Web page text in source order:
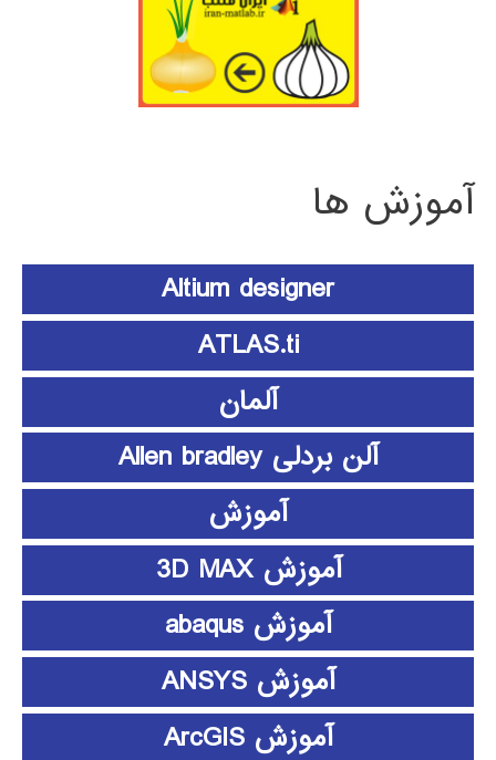
آموزش ها
Altium designer
ATLAS.ti
آلمان
آلن بردلی Allen bradley
آموزش
آموزش 3D MAX
آموزش abaqus
آموزش ANSYS
آموزش ArcGIS